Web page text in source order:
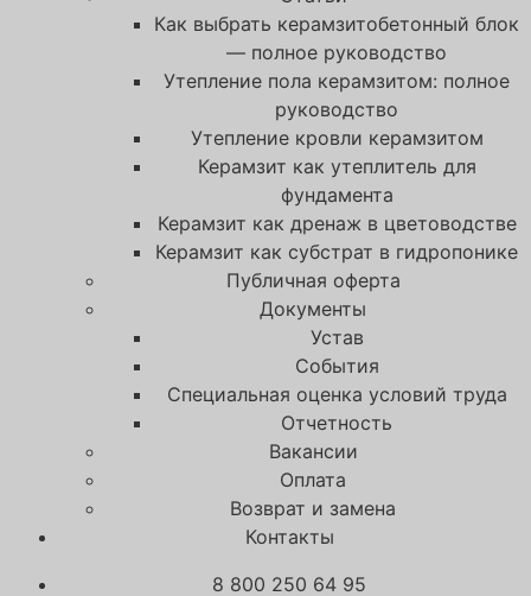
Как выбрать керамзитобетонный блок
— полное руководство
Утепление пола керамзитом: полное
руководство
Утепление кровли керамзитом
Керамзит как утеплитель для
фундамента
Керамзит как дренаж в цветоводстве
Керамзит как субстрат в гидропонике
Публичная оферта
Документы
Устав
События
Специальная оценка условий труда
Отчетность
Вакансии
Оплата
Возврат и замена
Контакты
8 800 250 64 95